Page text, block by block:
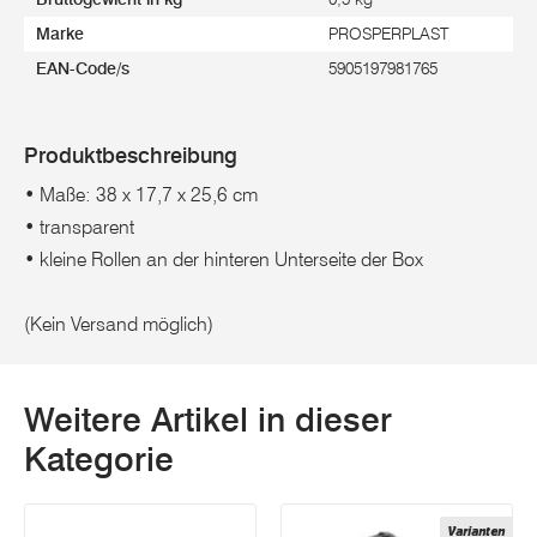
Marke PROSPERPLAST
EAN-Code/s 5905197981765
Produktbeschreibung
• Maße: 38 x 17,7 x 25,6 cm
• transparent
• kleine Rollen an der hinteren Unterseite der Box
(Kein Versand möglich)
Weitere Artikel in dieser
Kategorie
Varianten